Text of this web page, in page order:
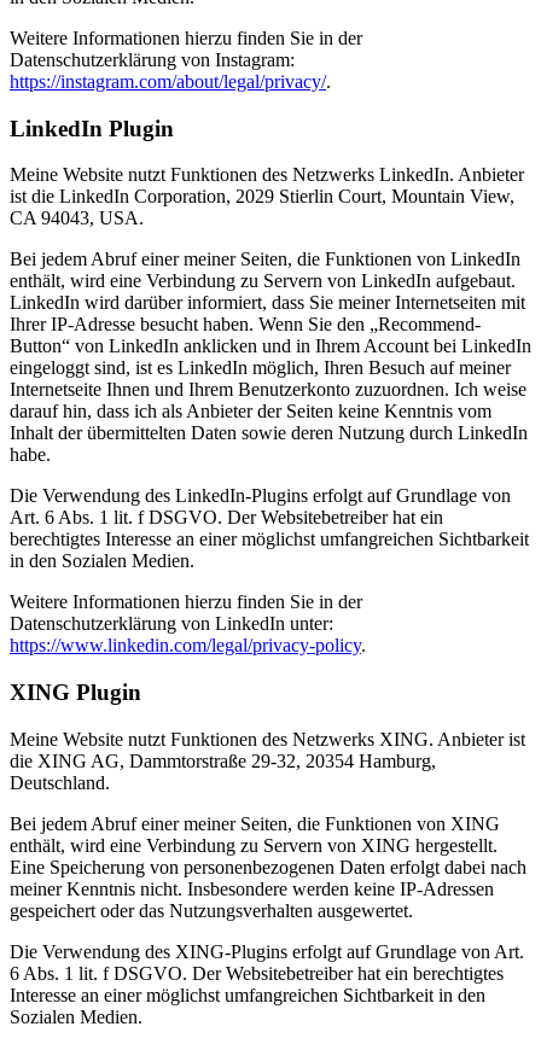
Weitere Informationen hierzu finden Sie in der
Datenschutzerklärung von Instagram:
https://instagram.com/about/legal/privacy/.
LinkedIn Plugin
Meine Website nutzt Funktionen des Netzwerks LinkedIn. Anbieter
ist die LinkedIn Corporation, 2029 Stierlin Court, Mountain View,
CA 94043, USA.
Bei jedem Abruf einer meiner Seiten, die Funktionen von LinkedIn
enthält, wird eine Verbindung zu Servern von LinkedIn aufgebaut.
LinkedIn wird darüber informiert, dass Sie meiner Internetseiten mit
Ihrer IP-Adresse besucht haben. Wenn Sie den „Recommend-
Button“ von LinkedIn anklicken und in Ihrem Account bei LinkedIn
eingeloggt sind, ist es LinkedIn möglich, Ihren Besuch auf meiner
Internetseite Ihnen und Ihrem Benutzerkonto zuzuordnen. Ich weise
darauf hin, dass ich als Anbieter der Seiten keine Kenntnis vom
Inhalt der übermittelten Daten sowie deren Nutzung durch LinkedIn
habe.
Die Verwendung des LinkedIn-Plugins erfolgt auf Grundlage von
Art. 6 Abs. 1 lit. f DSGVO. Der Websitebetreiber hat ein
berechtigtes Interesse an einer möglichst umfangreichen Sichtbarkeit
in den Sozialen Medien.
Weitere Informationen hierzu finden Sie in der
Datenschutzerklärung von LinkedIn unter:
https://www.linkedin.com/legal/privacy-policy.
XING Plugin
Meine Website nutzt Funktionen des Netzwerks XING. Anbieter ist
die XING AG, Dammtorstraße 29-32, 20354 Hamburg,
Deutschland.
Bei jedem Abruf einer meiner Seiten, die Funktionen von XING
enthält, wird eine Verbindung zu Servern von XING hergestellt.
Eine Speicherung von personenbezogenen Daten erfolgt dabei nach
meiner Kenntnis nicht. Insbesondere werden keine IP-Adressen
gespeichert oder das Nutzungsverhalten ausgewertet.
Die Verwendung des XING-Plugins erfolgt auf Grundlage von Art.
6 Abs. 1 lit. f DSGVO. Der Websitebetreiber hat ein berechtigtes
Interesse an einer möglichst umfangreichen Sichtbarkeit in den
Sozialen Medien.